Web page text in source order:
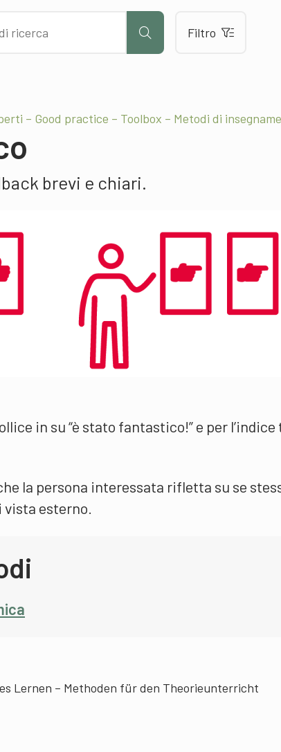
Filtro
– Good practice – Toolbox – Metodi di
brevi e chiari.
in su “è stato fantastico!” e per l’indice
la persona interessata rifletta su se
esterno.
Lernen – Methoden für den Theorieunterricht